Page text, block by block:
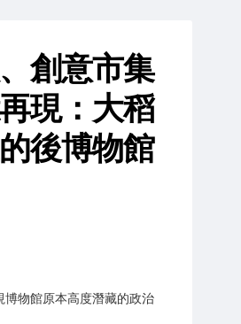
創意市集
現：大稻
後博物館
物館原本高度潛藏的政治